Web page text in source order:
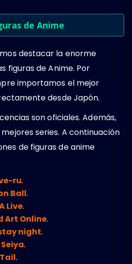
de Anime
destacar la enorme
figuras de Anime. Por
importamos el mejor
desde Japón.
son oficiales. Además,
series. A continuación
de figuras de anime
ru.
Ball.
Live.
Art Online.
night.
.
.